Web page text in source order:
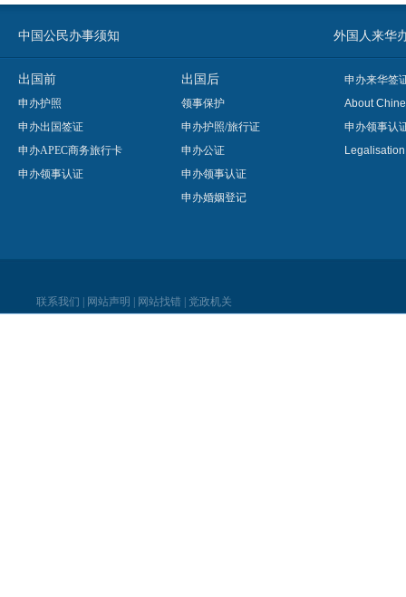
中国公民办事须知 外国人来华
出国前
申办护照
申办出国签证
申办APEC商务旅行卡
申办领事认证
出国后
领事保护
申办护照/旅行证
申办公证
申办领事认证
申办婚姻登记
申办来华签
About
申办领事认
联系我们 网站声明 网站找错 党政机关